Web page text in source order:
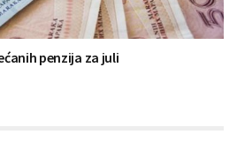
penzija za juli